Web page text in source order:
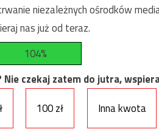
niezależnych ośrodków
nas już od teraz.
104%
czekaj zatem do jutra,
100 zł
Inna kwota